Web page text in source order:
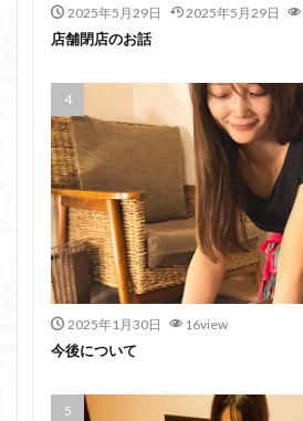
2025年5月29日 2025年5月29日
店舗閉店のお話
2025年1月30日 16view
今後について